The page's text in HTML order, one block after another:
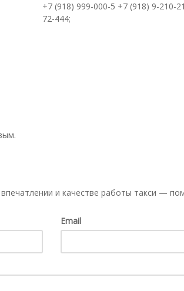
+7 (918) 999-000-5 +7 (918) 9-210-
72-444;
и качестве работы такси —
Email